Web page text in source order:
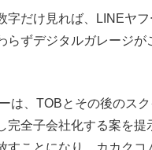
だけ見れば、LINEヤ
らずデジタルガレージ
は、TOBとその後のス
完全子会社化する案を